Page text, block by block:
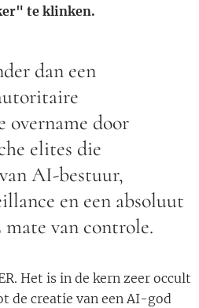
te klinken.
dan een
overname door
elites die
AI-bestuur,
en een absoluut
van controle.
Het is in de kern zeer occult
de creatie van een AI-god